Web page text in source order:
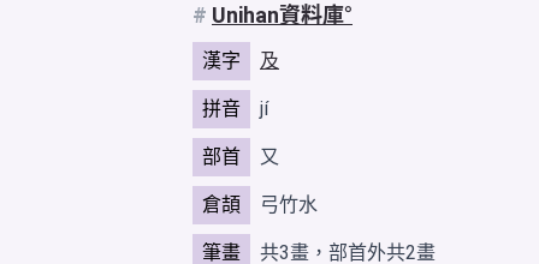
# Unihan資料庫
漢字 及
拼音 jí
部首 又
倉頡 弓竹水
筆畫
共3畫，部首外共2畫